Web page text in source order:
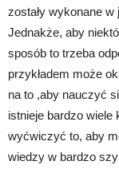
zostały wykonane
Jednakże, aby
sposób to trzeba
przykładem może
na to ,aby nauczyć
istnieje bardzo wiele
wyćwiczyć to, aby
wiedzy w bardzo